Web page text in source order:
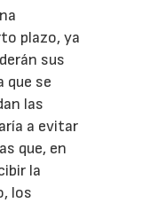
plazo, ya
sus
que se
las
a evitar
que, en
la
los